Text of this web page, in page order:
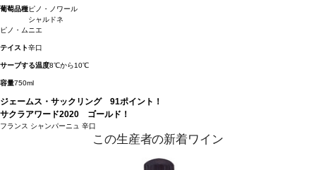
葡萄品種ピノ・ノワール
シャルドネ
ピノ・ムニエ
テイスト辛口
サーブする温度8℃から10℃
容量750ml
ジェームス・サックリング 91ポイント！
サクラアワード2020 ゴールド！
フランス シャンパーニュ 辛口
この生産者の新着ワイン